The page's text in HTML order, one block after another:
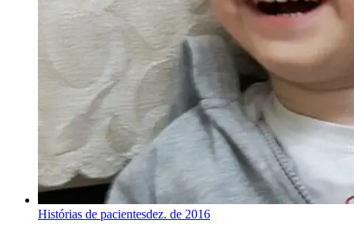
Histórias de pacientesdez. de 2016